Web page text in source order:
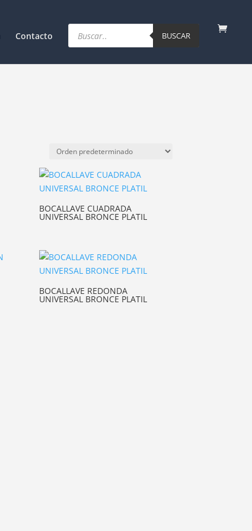
Contacto
Products
search BUSCAR
BOCALLAVE CUADRADA
UNIVERSAL BRONCE PLATIL
BOCALLAVE REDONDA
UNIVERSAL BRONCE PLATIL